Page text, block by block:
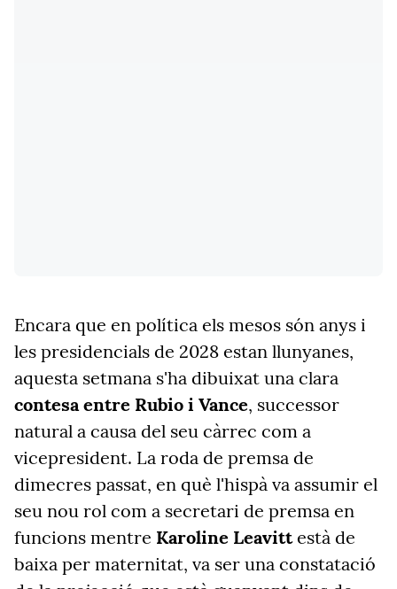
Encara que en política els mesos són anys i
les presidencials de 2028 estan llunyanes,
aquesta setmana s'ha dibuixat una clara
contesa entre Rubio i Vance, successor
natural a causa del seu càrrec com a
vicepresident. La roda de premsa de
dimecres passat, en què l'hispà va assumir el
seu nou rol com a secretari de premsa en
funcions mentre Karoline Leavittestà de
baixa per maternitat, va ser una constatació